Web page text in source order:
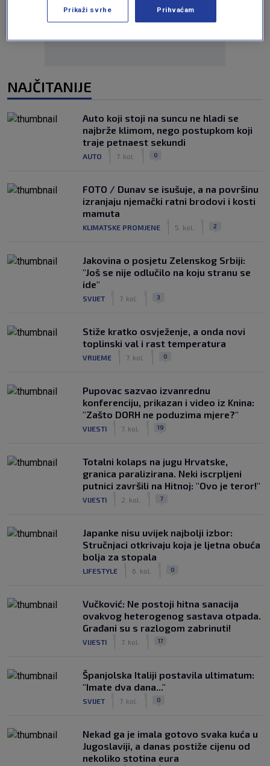
NAJČITANIJE
Auto koji stoji na suncu ne hladi se
najbrže klimom, nego postupkom koji
traje petnaest sekundi
AUTO 7. kol. 0
FOTO / Dunav se isušuje, a na površinu
izranjaju njemački ratni brodovi i kosti
mamuta
KLIMATSKE PROMJENE 5. kol. 2
Jakovina o posjetu Zelenskog Srbiji:
"Još se nije odlučilo na koju stranu se
ide"
SVIJET 7. kol. 3
Stiže kratko osvježenje, a onda novi
toplinski val i rast temperatura
VRIJEME 7. kol. 0
Pupovac sazvao izvanrednu
konferenciju, prikazan i video iz Knina:
"Zašto DORH ne poduzima mjere?"
VIJESTI 7. kol. 19
Totalni kolaps na jugu Hrvatske,
granica paralizirana. Neki iscrpljeni
putnici završili na Hitnoj: "Ovo je teror!"
VIJESTI 2. kol. 7
Japanke nisu uvijek najbolji izbor:
Stručnjaci otkrivaju koja je ljetna obuća
bolja za stopala
LIFESTYLE 6. kol. 0
Vučković: Ne postoji hitna sanacija
ovakvog heterogenog sastava otpada.
Građani su s razlogom zabrinuti!
VIJESTI 7. kol. 17
Španjolska Italiji postavila ultimatum:
"Imate dva dana..."
SVIJET 7. kol. 0
Nekad ga je imala gotovo svaka kuća u
Jugoslaviji, a danas postiže cijenu od
nekoliko stotina eura
Prikaži svrhe Prihvaćam